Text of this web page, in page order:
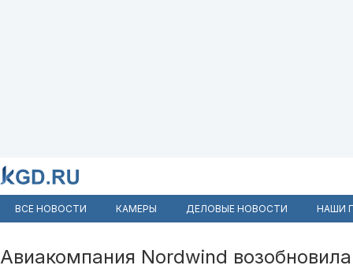
ВСЕ НОВОСТИ КАМЕРЫ ДЕЛОВЫЕ НОВОСТИ НАШИ
Авиакомпания Nordwind